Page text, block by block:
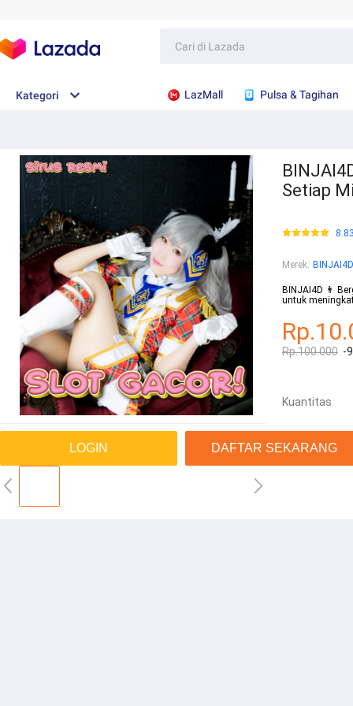
Kategori LazMall Pulsa & Tagihan
LOGIN DAFTAR SEKARANG
Setiap
Merek: BINJAI4D
BINJAI4D 👨
untuk
Rp.100.000 -
Kuantitas